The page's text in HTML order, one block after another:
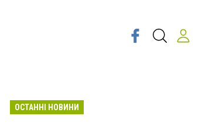
ОСТАННІ НОВИНИ